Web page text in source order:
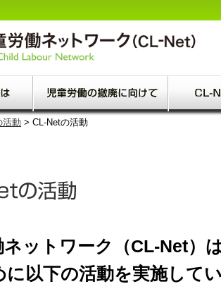
活動 > CL-Netの活動
ネットワーク（CL-Net）
に以下の活動を実施して